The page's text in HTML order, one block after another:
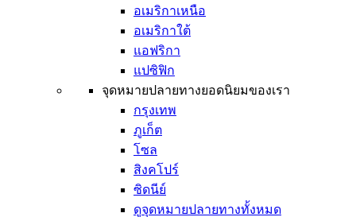
อเมริกาเหนือ
อเมริกาใต้
แอฟริกา
แปซิฟิก
จุดหมายปลายทางยอดนิยมของเรา
กรุงเทพ
ภูเก็ต
โซล
สิงคโปร์
ซิดนีย์
ดูจุดหมายปลายทางทั้งหมด